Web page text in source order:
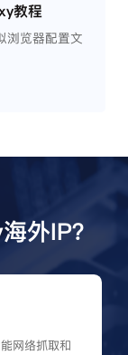
教程
浏览器配置文
外IP？
网络抓取和